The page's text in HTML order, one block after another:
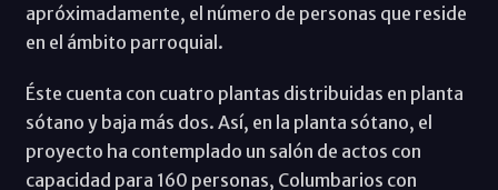
apróximadamente, el número de personas que reside
en el ámbito parroquial.
Éste cuenta con cuatro plantas distribuidas en planta
sótano y baja más dos. Así, en la planta sótano, el
proyecto ha contemplado un salón de actos con
capacidad para 160 personas, Columbarios con